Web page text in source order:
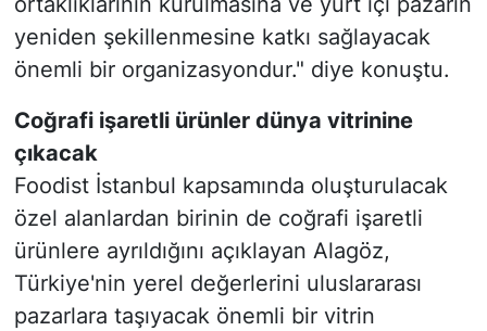
yeniden şekillenmesine katkı sağlayacak
önemli bir organizasyondur." diye konuştu.
Coğrafi işaretli ürünler dünya vitrinine
çıkacak
Foodist İstanbul kapsamında oluşturulacak
özel alanlardan birinin de coğrafi işaretli
ürünlere ayrıldığını açıklayan Alagöz,
Türkiye'nin yerel değerlerini uluslararası
pazarlara taşıyacak önemli bir vitrin